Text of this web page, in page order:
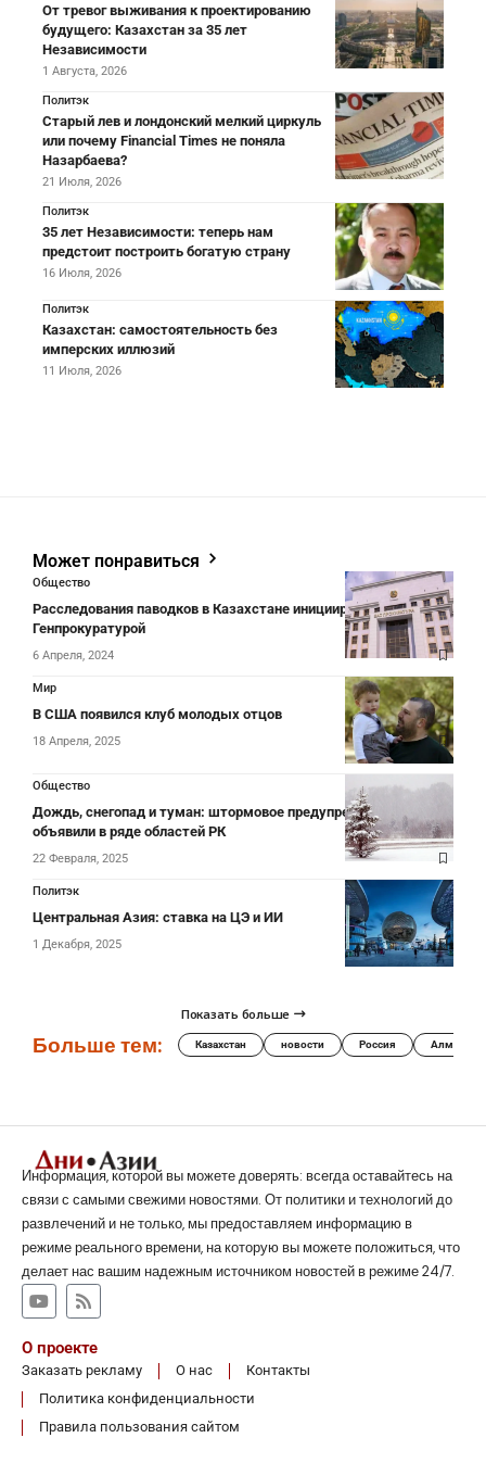
От тревог выживания к проектированию
будущего: Казахстан за 35 лет
Независимости
1 Августа, 2026
Политэк
Старый лев и лондонский мелкий циркуль
или почему Financial Times не поняла
Назарбаева?
21 Июля, 2026
Политэк
35 лет Независимости: теперь нам
предстоит построить богатую страну
16 Июля, 2026
Политэк
Казахстан: самостоятельность без
имперских иллюзий
11 Июля, 2026
Может понравиться
Общество
Расследования паводков в Казахстане инициированы
Генпрокуратурой
6 Апреля, 2024
Мир
В США появился клуб молодых отцов
18 Апреля, 2025
Общество
Дождь, снегопад и туман: штормовое предупреждение
объявили в ряде областей РК
22 Февраля, 2025
Политэк
Центральная Азия: ставка на ЦЭ и ИИ
1 Декабря, 2025
Показать больше
Больше тем: Казахстан новости Россия Алматы
Информация, которой вы можете доверять: всегда оставайтесь на
связи с самыми свежими новостями. От политики и технологий до
развлечений и не только, мы предоставляем информацию в
режиме реального времени, на которую вы можете положиться, что
делает нас вашим надежным источником новостей в режиме 24/7.
О проекте
Заказать рекламу О нас
Контакты
Политика конфиденциальности
Правила пользования сайтом